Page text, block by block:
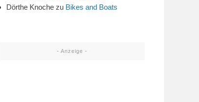
Dörthe Knoche zu Bikes and Boats
- Anzeige -